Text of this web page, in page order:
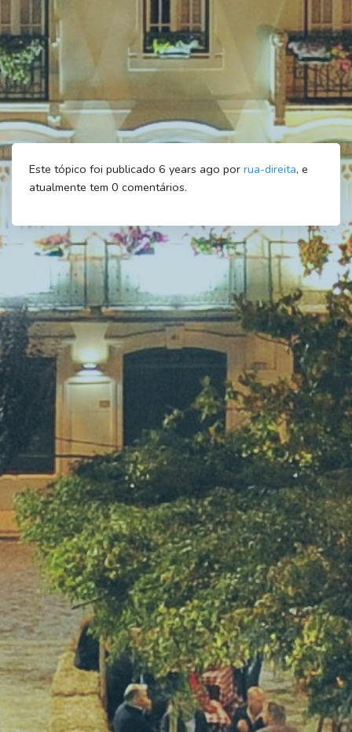
Este tópico foi publicado 6 years ago por rua-direita, e
atualmente tem 0 comentários.